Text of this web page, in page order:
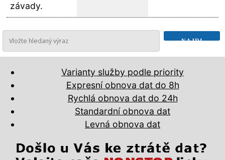
závady.
Varianty služby podle priority
Expresní obnova dat do 8h
Rychlá obnova dat do 24h
Standardní obnova dat
Levná obnova dat